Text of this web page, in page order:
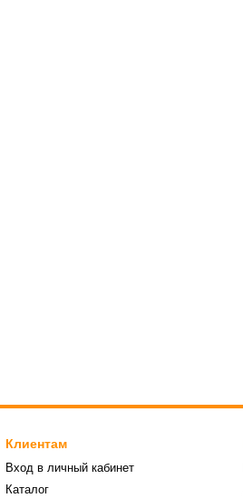
Клиентам
Вход в личный кабинет
Каталог